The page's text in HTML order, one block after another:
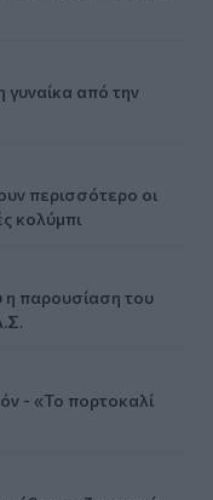
από την
περισσότερο οι
κολύμπι
η παρουσίαση του
- «Το πορτοκαλί